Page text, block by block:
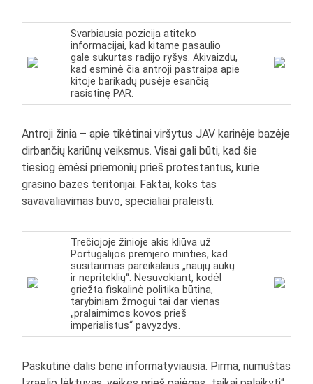
Svarbiausia pozicija atiteko
informacijai, kad kitame pasaulio
gale sukurtas radijo ryšys. Akivaizdu,
kad esminė čia antroji pastraipa apie
kitoje barikadų pusėje esančią
rasistinę PAR.
Antroji žinia – apie tikėtinai viršytus JAV karinėje bazėje
dirbančių kariūnų veiksmus. Visai gali būti, kad šie
tiesiog ėmėsi priemonių prieš protestantus, kurie
grasino bazės teritorijai. Faktai, koks tas
savavaliavimas buvo, specialiai praleisti.
Trečiojoje žinioje akis kliūva už
Portugalijos premjero minties, kad
susitarimas pareikalaus „naujų aukų
ir nepriteklių“. Nesuvokiant, kodėl
griežta fiskalinė politika būtina,
tarybiniam žmogui tai dar vienas
„pralaimimos kovos prieš
imperialistus“ pavyzdys.
Paskutinė dalis bene informatyviausia. Pirma, numuštas